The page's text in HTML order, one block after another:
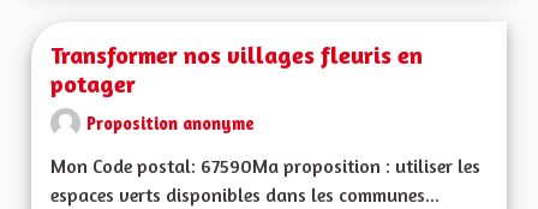
Transformer nos villages fleuris en
potager
Proposition anonyme
Mon Code postal: 67590Ma proposition : utiliser les
espaces verts disponibles dans les communes...